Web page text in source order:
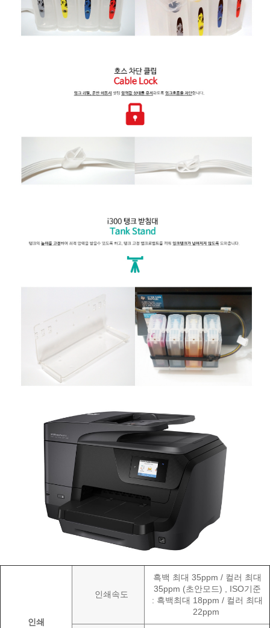
인쇄
인쇄속도
흑백 최대 35ppm / 컬러 최대
35ppm (초안모드) , ISO기준
: 흑백최대 18ppm / 컬러 최대
22ppm